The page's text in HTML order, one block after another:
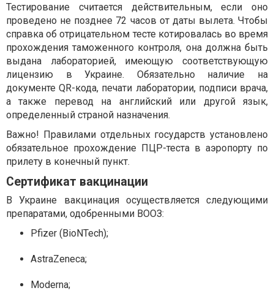
Тестирование считается действительным, если оно
проведено не позднее 72 часов от даты вылета. Чтобы
справка об отрицательном тесте котировалась во время
прохождения таможенного контроля, она должна быть
выдана лабораторией, имеющую соответствующую
лицензию в Украине. Обязательно наличие на
документе QR-кода, печати лаборатории, подписи врача,
а также перевод на английский или другой язык,
определенный страной назначения.
Важно! Правилами отдельных государств установлено
обязательное прохождение ПЦР-теста в аэропорту по
прилету в конечный пункт.
Сертификат вакцинации
В Украине вакцинация осуществляется следующими
препаратами, одобренными ВООЗ:
Pfizer (BioNTech);
AstraZeneca;
Moderna;